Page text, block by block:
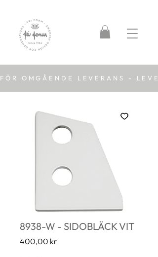
FÖR OMGÅENDE LEVERANS -
8938-W - SIDOBLÄCK VIT
400,00 kr